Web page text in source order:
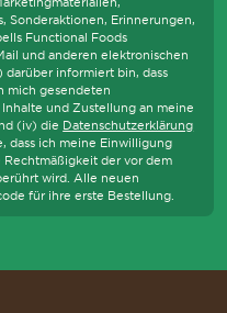
Sonderaktionen, Erinnerungen,
Functional Foods
und anderen elektronischen
informiert bin, dass
mich gesendeten
und Zustellung an meine
(iv) die Datenschutzerklärung
dass ich meine Einwilligung
der vor dem
wird. Alle neuen
für ihre erste Bestellung.